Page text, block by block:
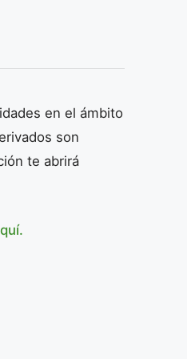
en el ámbito
son
te abrirá